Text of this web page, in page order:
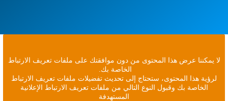
لا يمكننا عرض هذا المحتوى من دون موافقتك على ملفات تعريف الارتباط
الخاصة بك.
لرؤية هذا المحتوى، ستحتاج إلى تحديث تفضيلات ملفات تعريف الارتباط
الخاصة بك وقبول النوع التالي من ملفات تعريف الارتباط الإعلانية
المستهدفة